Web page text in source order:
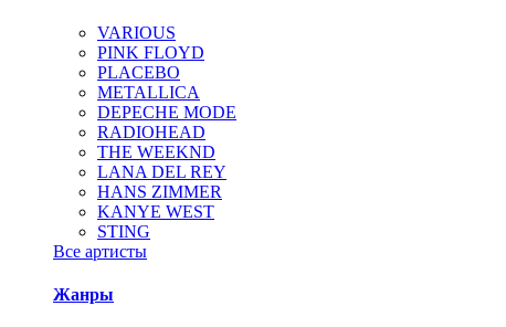
VARIOUS
PINK FLOYD
PLACEBO
METALLICA
DEPECHE MODE
RADIOHEAD
THE WEEKND
LANA DEL REY
HANS ZIMMER
KANYE WEST
STING
Все артисты
Жанры